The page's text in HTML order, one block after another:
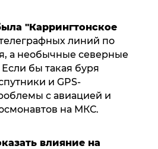
"Каррингтонское
линий по
а необычные северные
бы такая буря
и GPS-
с авиацией и
на МКС.
влияние на